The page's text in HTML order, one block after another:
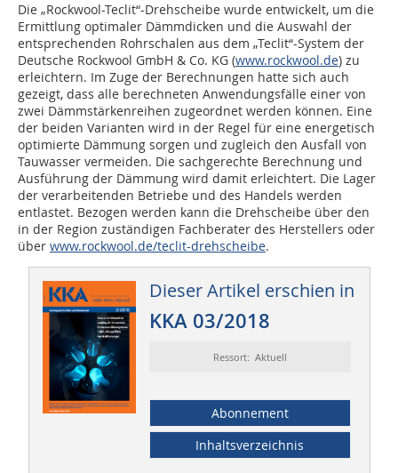
Die „Rockwool-Teclit“-Drehscheibe wurde entwickelt, um die
Ermittlung optimaler Dämmdicken und die Auswahl der
entsprechenden Rohrschalen aus dem „Teclit“-System der
Deutsche Rockwool GmbH & Co. KG (www.rockwool.de) zu
erleichtern. Im Zuge der Berechnungen hatte sich auch
gezeigt, dass alle berechneten Anwendungsfälle einer von
zwei Dämmstärkenreihen zugeordnet werden können. Eine
der beiden Varianten wird in der Regel für eine energetisch
optimierte Dämmung sorgen und zugleich den Ausfall von
Tauwasser vermeiden. Die sachgerechte Berechnung und
Ausführung der Dämmung wird damit erleichtert. Die Lager
der verarbeitenden Betriebe und des Handels werden
entlastet. Bezogen werden kann die Drehscheibe über den
in der Region zuständigen Fachberater des Herstellers oder
über www.rockwool.de/teclit-drehscheibe.
Dieser Artikel erschien in
KKA 03/2018
Ressort: Aktuell
Abonnement
Inhaltsverzeichnis